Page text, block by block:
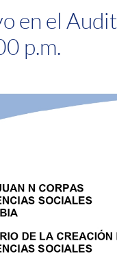
en el
p.m.